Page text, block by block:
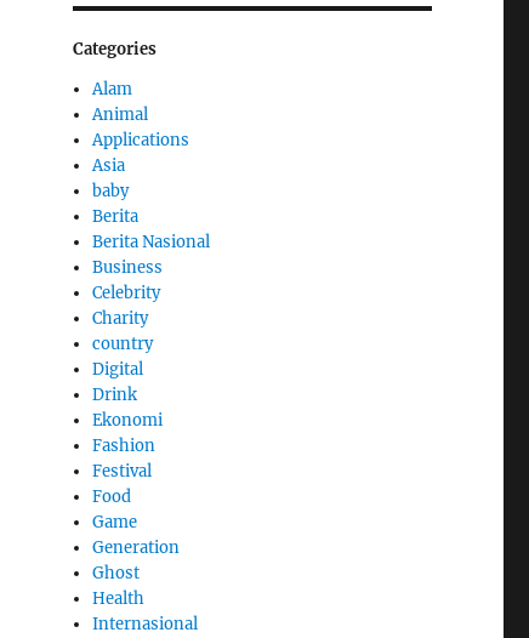
Categories
Alam
Animal
Applications
Asia
baby
Berita
Berita Nasional
Business
Celebrity
Charity
country
Digital
Drink
Ekonomi
Fashion
Festival
Food
Game
Generation
Ghost
Health
Internasional